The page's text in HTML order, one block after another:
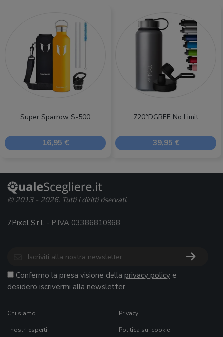
Super Sparrow S-500
16,95 €
720°DGREE No Limit
39,95 €
© 2013 - 2026. Tutti i diritti riservati.
7Pixel S.r.l. - P.IVA 03386810968
Confermo la presa visione della privacy policy e
desidero iscrivermi alla newsletter
Chi siamo
I nostri esperti
Privacy
Politica sui cookie